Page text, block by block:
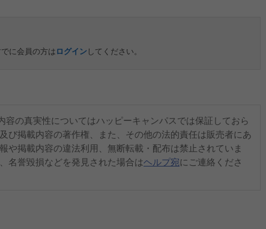
に会員の方は ログイン してください。
容の真実性についてはハッピーキャンパスでは保証しておら
び掲載内容の著作権、また、その他の法的責任は販売者にあ
や掲載内容の違法利用、無断転載・配布は禁止されていま
名誉毀損などを発見された場合はヘルプ宛にご連絡くださ